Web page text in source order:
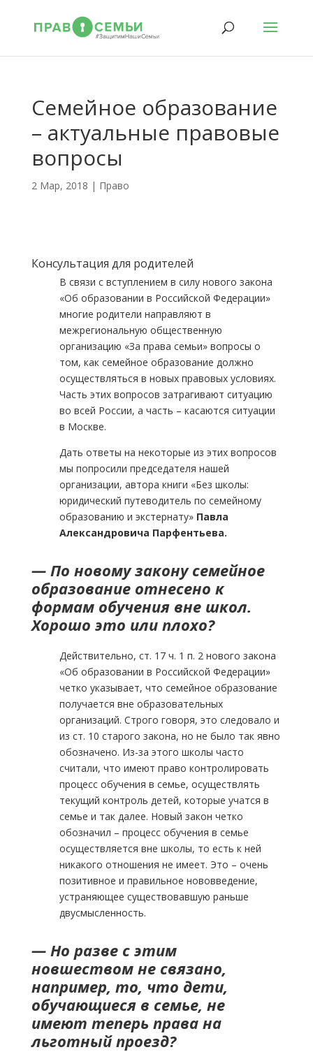
Семейное образование
– актуальные правовые
вопросы
2 Мар, 2018 | Право
Консультация для родителей
В связи с вступлением в силу нового закона
«Об образовании в Российской Федерации»
многие родители направляют в
межрегиональную общественную
организацию «За права семьи» вопросы о
том, как семейное образование должно
осуществляться в новых правовых условиях.
Часть этих вопросов затрагивают ситуацию
во всей России, а часть – касаются ситуации
в Москве.
Дать ответы на некоторые из этих вопросов
мы попросили председателя нашей
организации, автора книги «Без школы:
юридический путеводитель по семейному
образованию и экстернату» Павла
Александровича Парфентьева.
— По новому закону семейное
образование отнесено к
формам обучения вне школ.
Хорошо это или плохо?
Действительно, ст. 17 ч. 1 п. 2 нового закона
«Об образовании в Российской Федерации»
четко указывает, что семейное образование
получается вне образовательных
организаций. Строго говоря, это следовало и
из ст. 10 старого закона, но не было так явно
обозначено. Из-за этого школы часто
считали, что имеют право контролировать
процесс обучения в семье, осуществлять
текущий контроль детей, которые учатся в
семье и так далее. Новый закон четко
обозначил – процесс обучения в семье
осуществляется вне школы, то есть к ней
никакого отношения не имеет. Это – очень
позитивное и правильное нововведение,
устраняющее существовавшую раньше
двусмысленность.
— Но разве с этим
новшеством не связано,
например, то, что дети,
обучающиеся в семье, не
имеют теперь права на
льготный проезд?